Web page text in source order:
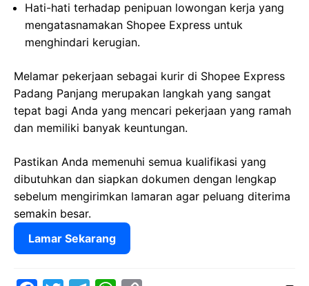
Hati-hati terhadap penipuan lowongan kerja yang
mengatasnamakan Shopee Express untuk
menghindari kerugian.
Melamar pekerjaan sebagai kurir di Shopee Express
Padang Panjang merupakan langkah yang sangat
tepat bagi Anda yang mencari pekerjaan yang ramah
dan memiliki banyak keuntungan.
Pastikan Anda memenuhi semua kualifikasi yang
dibutuhkan dan siapkan dokumen dengan lengkap
sebelum mengirimkan lamaran agar peluang diterima
semakin besar.
Lamar Sekarang